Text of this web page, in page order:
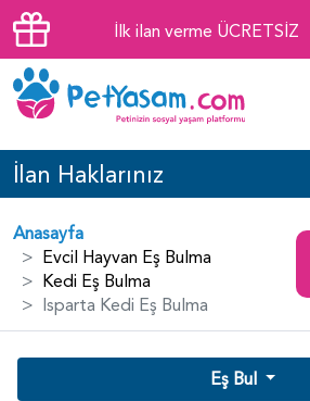
İlk ilan verme ÜCRETSİZ
İlan Haklarınız
Anasayfa
Evcil Hayvan Eş Bulma
Kedi Eş Bulma
Isparta Kedi Eş Bulma
Eş Bul